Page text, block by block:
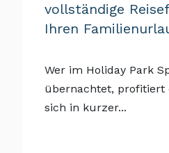
vollständige
Ihren
Wer im Holiday Park
übernachtet, profitiert
sich in kurzer...